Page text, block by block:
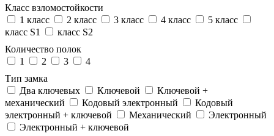
Класс взломостойкости
1 класс
2 класс 3 класс 4 класс
5 класс
класс S1
класс S2
Количество полок
1
2 3
4
Тип замка
Два ключевых
Ключевой
Ключевой +
механический
Кодовый электронный
Кодовый
электронный + ключевой
Механический
Электронный
Электронный + ключевой